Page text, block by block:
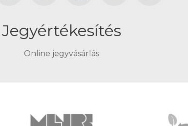
Jegyértékesítés
Online jegyvásárlás